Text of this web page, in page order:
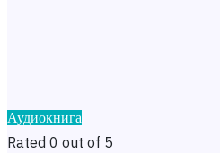
Аудиокнига
Rated 0 out of 5